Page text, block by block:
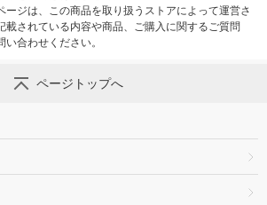
ージは、この商品を取り扱うストアによって運営さ
載されている内容や商品、ご購入に関するご質問
合わせください。
ページトップへ